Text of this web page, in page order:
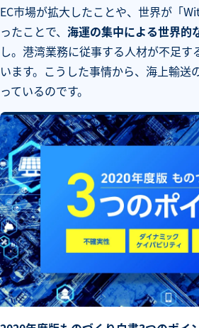
EC市場が拡大したことや、世界が「
ったことで、 海運の集中による世界的
し。港湾業務に従事する人材が不足す
います。こうした事情から、海上輸送
っているのです。